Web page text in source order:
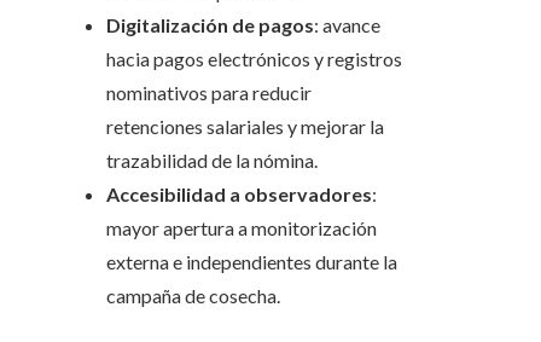
Digitalización de pagos: avance
hacia pagos electrónicos y registros
nominativos para reducir
retenciones salariales y mejorar la
trazabilidad de la nómina.
Accesibilidad a observadores:
mayor apertura a monitorización
externa e independientes durante la
campaña de cosecha.